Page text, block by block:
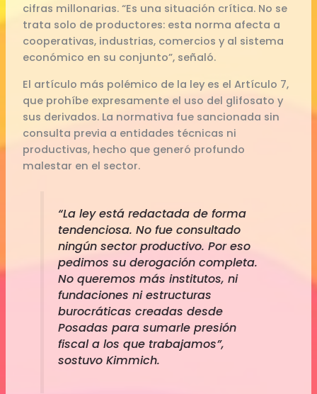
cifras millonarias. “Es una situación crítica. No se
trata solo de productores: esta norma afecta a
cooperativas, industrias, comercios y al sistema
económico en su conjunto”, señaló.
El artículo más polémico de la ley es el Artículo 7,
que prohíbe expresamente el uso del glifosato y
sus derivados. La normativa fue sancionada sin
consulta previa a entidades técnicas ni
productivas, hecho que generó profundo
malestar en el sector.
“La ley está redactada de forma
tendenciosa. No fue consultado
ningún sector productivo. Por eso
pedimos su derogación completa.
No queremos más institutos, ni
fundaciones ni estructuras
burocráticas creadas desde
Posadas para sumarle presión
fiscal a los que trabajamos”,
sostuvo Kimmich.